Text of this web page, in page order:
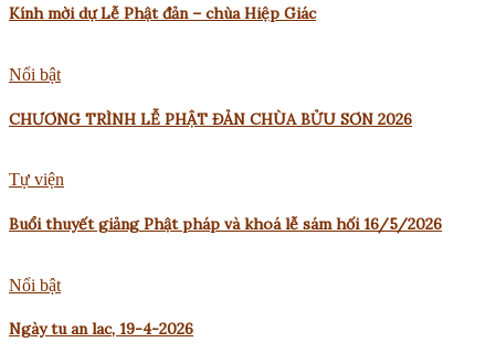
Kính mời dự Lễ Phật đản – chùa Hiệp Giác
Nổi bật
CHƯƠNG TRÌNH LỄ PHẬT ĐẢN CHÙA BỬU SƠN 2026
Tự viện
Buổi thuyết giảng Phật pháp và khoá lễ sám hối 16/5/2026
Nổi bật
Ngày tu an lac, 19-4-2026